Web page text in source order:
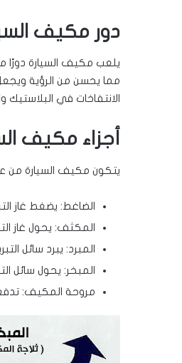
دور مكيف
يلعب مكيف السيارة دورًا
مما يحسن من الرؤية ويجعل
الانتفاخات في البلاستيك
أجزاء مكيف
يتكون مكيف السيارة من
الضاغط: يضغط غاز
المكثف: يحول غاز
المبرد: يبرد سائل
المبخر: يحول سائل
مروحة المكيف: تدفع